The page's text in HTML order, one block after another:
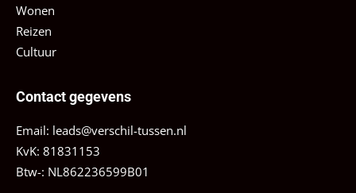
Wonen
Reizen
Cultuur
Contact gegevens
Email: leads@verschil-tussen.nl
KvK: 81831153
Btw-: NL862236599B01